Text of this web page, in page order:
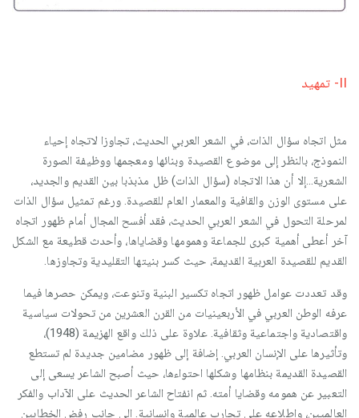
II- تمهيد
مثل اتجاه سؤال الذات، في الشعر العربي الحديث، تجاوزا لاتجاه إحياء
النموذج، بالنظر إلى موضوع القصيدة وبنائها ومعجمها ووظيفة الصورة
الشعرية...إلا أن هذا الاتجاه (سؤال الذات) ظل مذبذبا بين القديم والجديد،
على مستوى الوزن والقافية والمعمار العام للقصيدة. ورغم تمثيل سؤال الذات
لمرحلة التحول في الشعر العربي الحديث، فقد أفسح المجال أمام ظهور اتجاه
آخر أعطى أهمية كبرى للجماعة وهمومها وقضاياها، وأحدث قطيعة مع الشكل
القديم للقصيدة العربية القديمة، حيث كسر بنيتها التقليدية وتجاوزها.
وقد تعددت عوامل ظهور اتجاه تكسير البنية وتنوعت، ويمكن حصرها فيما
عرفه الوطن العربي في الأربعينيات من القرن العشرين من تحولات سياسية
واقتصادية واجتماعية وثقافية. علاوة على ذلك واقع الهزيمة (1948)،
وتأثيرها على الإنسان العربي. إضافة إلى ظهور مضامين جديدة لم تستطع
القصيدة القديمة بنظامها وشكلها احتواءها، حيث أصبح الشاعر يسعى إلى
التعبير عن همومه وقضايا أمته. ثم انفتاح الشاعر الحديث على الآداب والفكر
العالميين، واطلاعه على تجارب عالمية وإنسانية. إلى جانب رفض الخطابين